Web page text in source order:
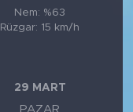
Nem: %63
Rüzgar: 15 km/h
29 MART
PAZAR